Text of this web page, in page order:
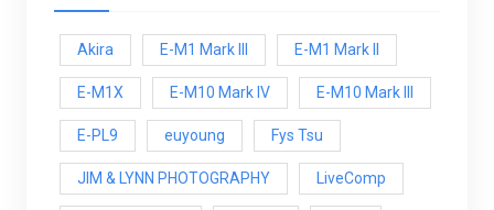
Akira E-M1 Mark III E-M1 Mark ll
E-M1X E-M10 Mark IV E-M10 Mark lll
E-PL9 euyoung Fys Tsu
JIM & LYNN PHOTOGRAPHY LiveComp